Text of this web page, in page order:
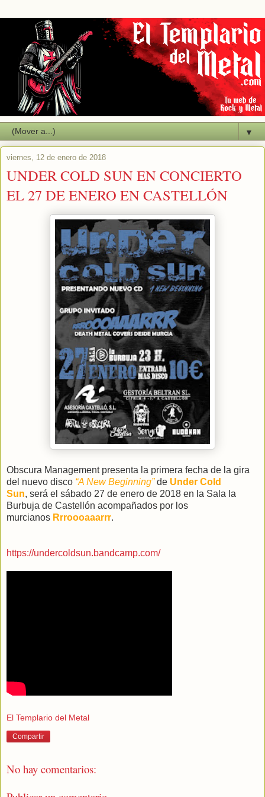
▼
viernes, 12 de enero de 2018
UNDER COLD SUN EN CONCIERTO
EL 27 DE ENERO EN CASTELLÓN
Obscura Management presenta la primera fecha de la gira
del nuevo disco “A New Beginning”de Under Cold
Sun, será el sábado 27 de enero de 2018 en la Sala la
Burbuja de Castellón acompañados por los
murcianos Rrroooaaarrr.
https://undercoldsun.bandcamp.com/
El Templario del Metal
Compartir
No hay comentarios: